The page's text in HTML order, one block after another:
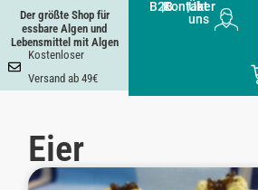
Der größte Shop für
essbare Algen und
Lebensmittel mit Algen
Kostenloser
Versand ab 49€
B2B
|Kontakt
|Über
uns
Eier